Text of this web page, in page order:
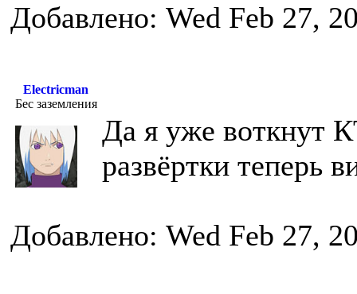
Добавлено: Wed Feb 27,
Electricman
Бес заземления
Да я уже воткнут
развёртки теперь
Добавлено: Wed Feb 27,